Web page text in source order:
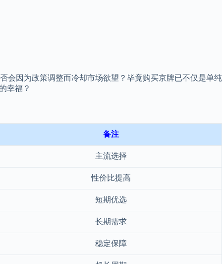
会因为政策调整而冷却市场欲望？毕竟购买京牌已不仅是单纯
幸福？
备注
主流选择
性价比提高
短期优选
长期需求
稳定保障